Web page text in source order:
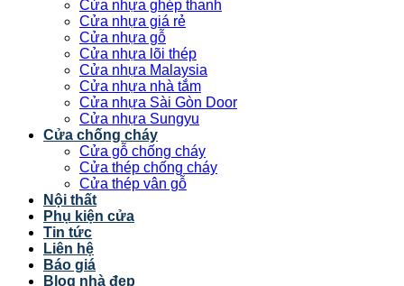
Cửa nhựa ghép thanh
Cửa nhựa giá rẻ
Cửa nhựa gỗ
Cửa nhựa lõi thép
Cửa nhựa Malaysia
Cửa nhựa nhà tắm
Cửa nhựa Sài Gòn Door
Cửa nhựa Sungyu
Cửa chống cháy
Cửa gỗ chống cháy
Cửa thép chống cháy
Cửa thép vân gỗ
Nội thất
Phụ kiện cửa
Tin tức
Liên hệ
Báo giá
Blog nhà đẹp